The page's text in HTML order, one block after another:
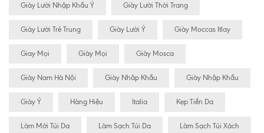
Giày Lười Nhập Khẩu Ý Giày Lười Thời Trang
Giày Lười Trẻ Trung Giày Lười Ý Giày Moccas Itlay
Giay Mọi Giày Mọi Giày Mosca
Giày Nam Hà Nội Giày Nhâp Khẩu Giày Nhập Khẩu
Giày Ý Hàng Hiệu Italia Kẹp Tiền Da
Làm Mới Túi Da Làm Sạch Túi Da Làm Sạch Túi Xách